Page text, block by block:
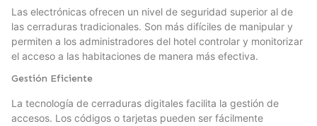
Las electrónicas ofrecen un nivel de seguridad superior al de
las cerraduras tradicionales. Son más difíciles de manipular y
permiten a los administradores del hotel controlar y monitorizar
el acceso a las habitaciones de manera más efectiva.
Gestión Eficiente
La tecnología de cerraduras digitales facilita la gestión de
accesos. Los códigos o tarjetas pueden ser fácilmente